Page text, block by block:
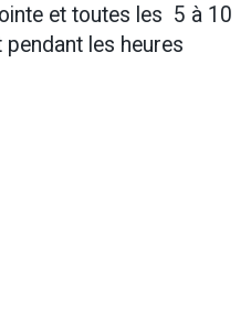
et toutes les 5 à 10
les heures